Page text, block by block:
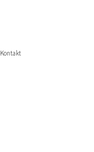
Kontakt